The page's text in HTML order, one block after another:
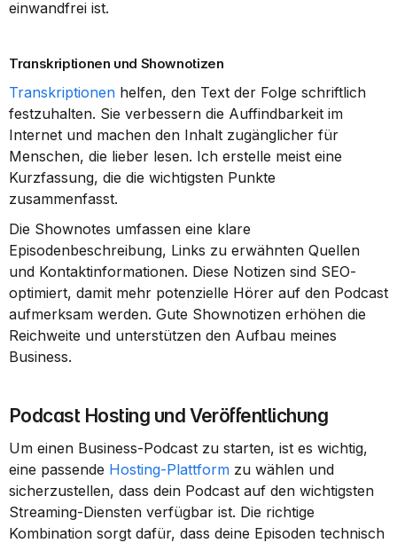
einwandfrei ist.
Transkriptionen und Shownotizen
Transkriptionen helfen, den Text der Folge schriftlich
festzuhalten. Sie verbessern die Auffindbarkeit im
Internet und machen den Inhalt zugänglicher für
Menschen, die lieber lesen. Ich erstelle meist eine
Kurzfassung, die die wichtigsten Punkte
zusammenfasst.
Die Shownotes umfassen eine klare
Episodenbeschreibung, Links zu erwähnten Quellen
und Kontaktinformationen. Diese Notizen sind SEO-
optimiert, damit mehr potenzielle Hörer auf den Podcast
aufmerksam werden. Gute Shownotizen erhöhen die
Reichweite und unterstützen den Aufbau meines
Business.
Podcast Hosting und Veröffentlichung
Um einen Business-Podcast zu starten, ist es wichtig,
eine passende Hosting-Plattform zu wählen und
sicherzustellen, dass dein Podcast auf den wichtigsten
Streaming-Diensten verfügbar ist. Die richtige
Kombination sorgt dafür, dass deine Episoden technisch